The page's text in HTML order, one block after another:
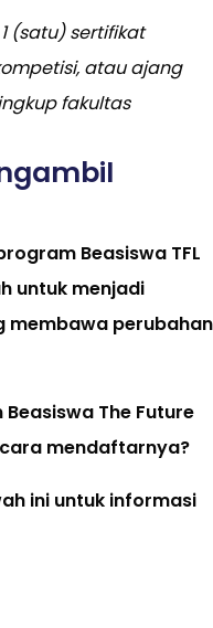
(satu) sertifikat
atau ajang
fakultas
Beasiswa TFL
untuk menjadi
membawa perubahan
The Future
mendaftarnya?
ini untuk informasi